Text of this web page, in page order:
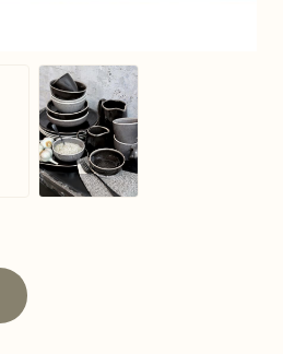
larger image
View larger image